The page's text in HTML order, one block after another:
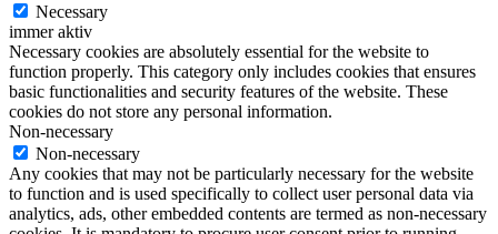
Necessary
immer aktiv
Necessary cookies are absolutely essential for the website to
function properly. This category only includes cookies that ensures
basic functionalities and security features of the website. These
cookies do not store any personal information.
Non-necessary
Non-necessary
Any cookies that may not be particularly necessary for the website
to function and is used specifically to collect user personal data via
analytics, ads, other embedded contents are termed as non-necessary